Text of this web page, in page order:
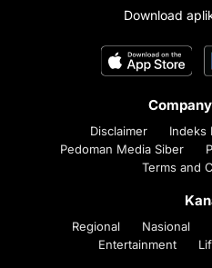
Download
Disclaimer Indeks
Pedoman Media Siber
Terms and
Regional Nasional
Entertainment